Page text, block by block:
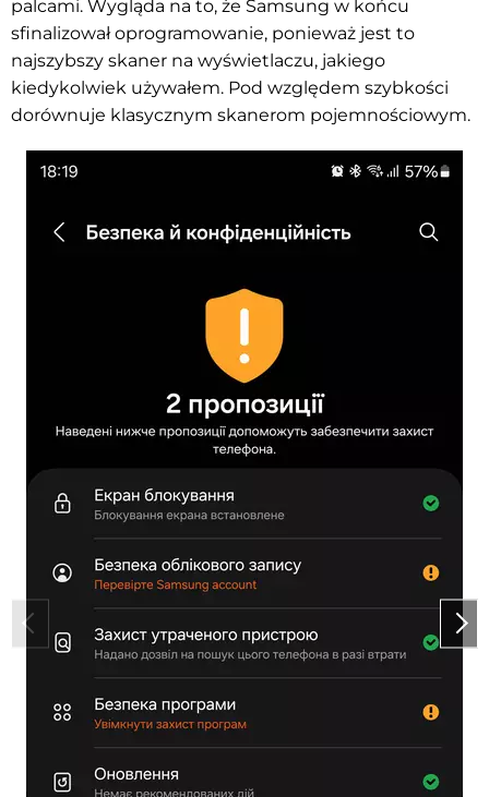
palcami. Wygląda na to, że Samsung w końcu
sfinalizował oprogramowanie, ponieważ jest to
najszybszy skaner na wyświetlaczu, jakiego
kiedykolwiek używałem. Pod względem szybkości
dorównuje klasycznym skanerom pojemnościowym.